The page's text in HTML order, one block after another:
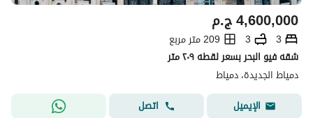
ج.م4,600,000
3
3
209 متر مربع
شقه فيو البحر بسعر لقطه ٢٠٩ متر
دمياط الجديدة، دمياط
الإيميل
اتصل